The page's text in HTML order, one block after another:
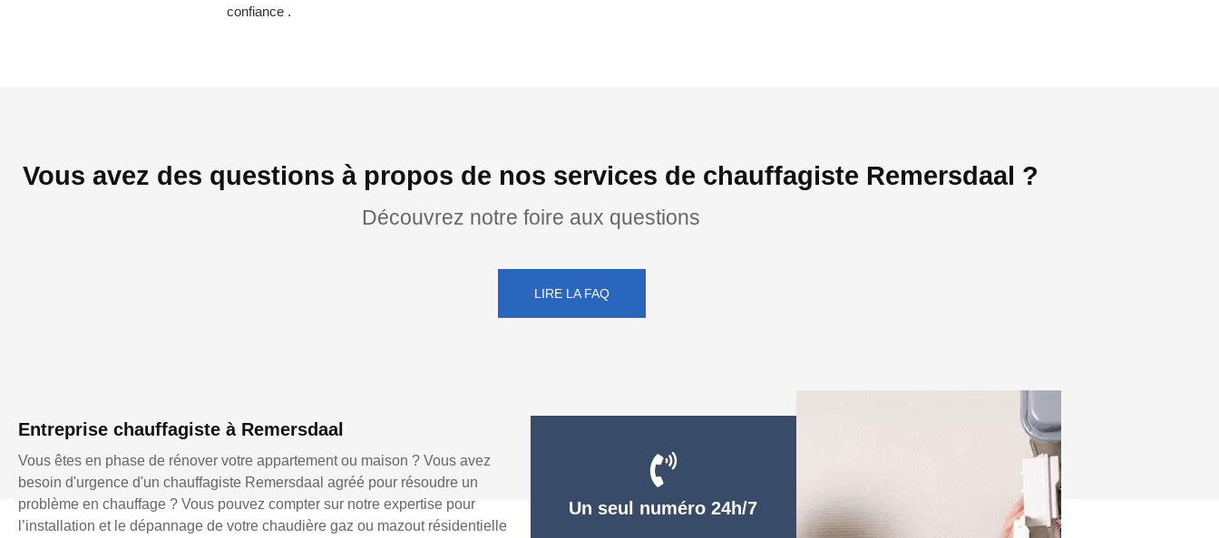
confiance .
Vous avez des questions à propos de nos services de chauffagiste Remersdaal ?
Découvrez notre foire aux questions
LIRE LA FAQ
Entreprise chauffagiste à Remersdaal
Vous êtes en phase de rénover votre appartement ou maison ? Vous avez
besoin d'urgence d'un chauffagiste Remersdaal agréé pour résoudre un
problème en chauffage ? Vous pouvez compter sur notre expertise pour
l’installation et le dépannage de votre chaudière gaz ou mazout résidentielle
Un seul numéro 24h/7